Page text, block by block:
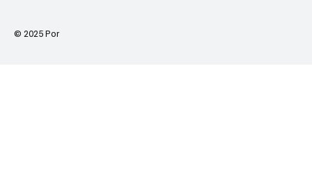
© 2025 Por